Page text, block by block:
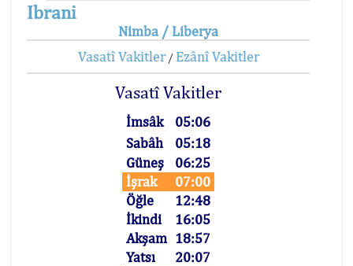
Ibrani
Nimba / Liberya
Vasatî Vakitler/ Ezânî Vakitler
Vasatî Vakitler
İmsâk
05:06
Sabâh
05:18
Güneş
06:25
İşrak
07:00
Öğle
12:48
İkindi
16:05
Akşam 18:57
Yatsı
20:07